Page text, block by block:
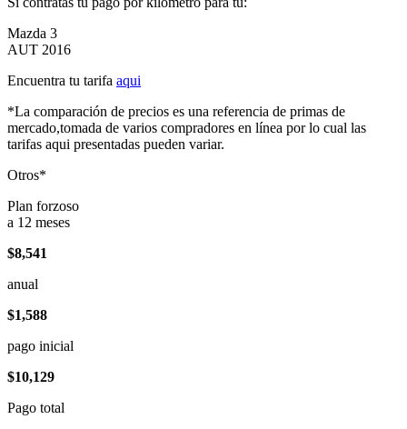
Mazda 3
AUT 2016
Encuentra tu tarifa aqui
*La comparación de precios es una referencia de primas de
mercado,tomada de varios compradores en línea por lo cual las
tarifas aqui presentadas pueden variar.
Otros*
Plan forzoso
a 12 meses
$8,541
anual
$1,588
pago inicial
$10,129
Pago total